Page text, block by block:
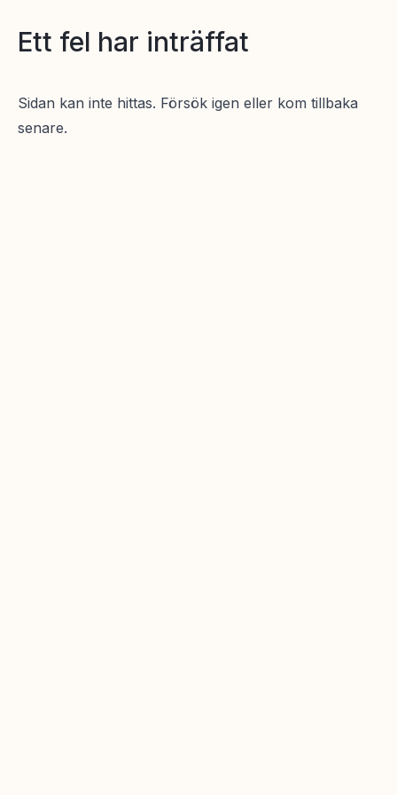
Ett fel har inträffat
Sidan kan inte hittas. Försök igen eller kom tillbaka
senare.